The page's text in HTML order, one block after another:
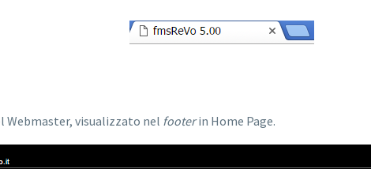
visualizzato nel footerin Home Page.